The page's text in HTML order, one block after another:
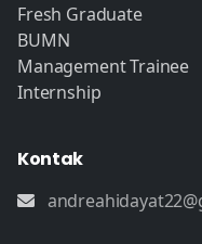
Fresh Graduate
BUMN
Management Trainee
Internship
Kontak